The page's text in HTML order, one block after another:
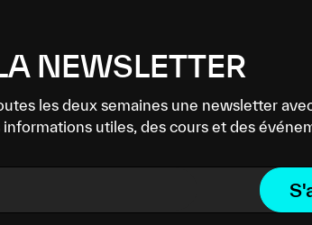
NEWSLETTER
les deux semaines une newsletter
utiles, des cours et des